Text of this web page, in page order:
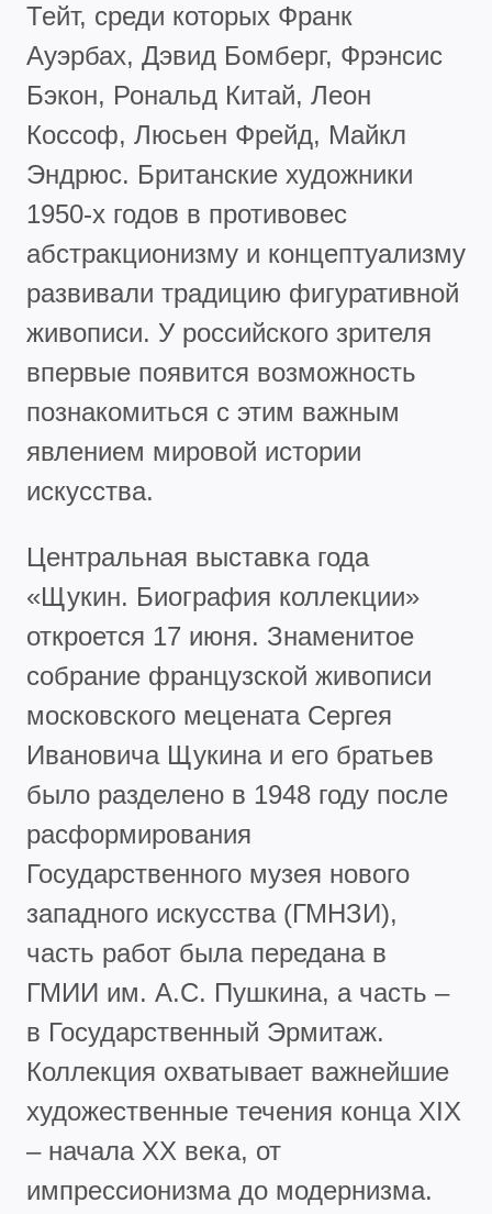
Тейт, среди которых Франк
Ауэрбах, Дэвид Бомберг, Фрэнсис
Бэкон, Рональд Китай, Леон
Коссоф, Люсьен Фрейд, Майкл
Эндрюс. Британские художники
1950-х годов в противовес
абстракционизму и концептуализму
развивали традицию фигуративной
живописи. У российского зрителя
впервые появится возможность
познакомиться с этим важным
явлением мировой истории
искусства.
Центральная выставка года
«Щукин. Биография коллекции»
откроется 17 июня. Знаменитое
собрание французской живописи
московского мецената Сергея
Ивановича Щукина и его братьев
было разделено в 1948 году после
расформирования
Государственного музея нового
западного искусства (ГМНЗИ),
часть работ была передана в
ГМИИ им. А.С. Пушкина, а часть –
в Государственный Эрмитаж.
Коллекция охватывает важнейшие
художественные течения конца XIX
– начала XX века, от
импрессионизма до модернизма.